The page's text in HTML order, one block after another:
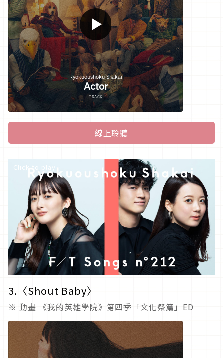
線上聆聽
Click to play
3.〈Shout Baby〉
※ 動畫 《我的英雄學院》第四季「文化祭篇」ED